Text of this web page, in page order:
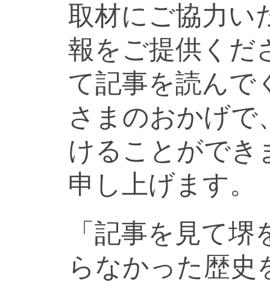
取材にご協力い
報をご提供くだ
て記事を読んで
さまのおかげで
けることができ
申し上げます。
「記事を見て
らなかった歴史